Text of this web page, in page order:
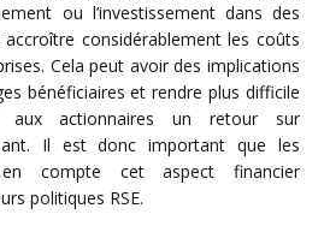
ou l’investissement dans des
considérablement les coûts
Cela peut avoir des implications
bénéficiaires et rendre plus difficile
aux actionnaires un retour sur
Il est donc important que les
en compte cet aspect financier
politiques RSE.